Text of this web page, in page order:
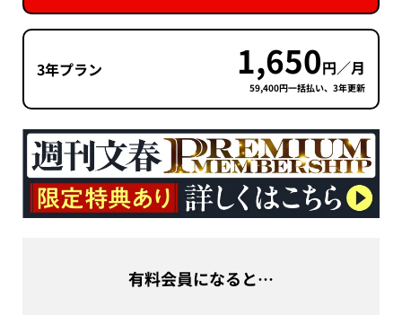
3年プラン 1,650円／月
59,400円一括払い、3年更新
有料会員になると…